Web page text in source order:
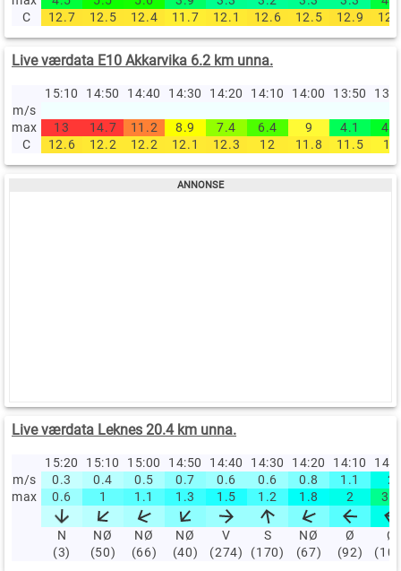
C
12.7 12.5 12.4 11.7 12.1 12.6 12.5 12.9
Live værdata E10 Akkarvika 6.2 km unna.
15:10 14:50 14:40 14:30 14:20 14:10 14:00 13:50
m/s
max
13 14.7 11.2 8.9 7.4 6.4 9 4.1
4.8
C
12.6 12.2 12.2 12.1 12.3 12 11.8 11.5 11
Live værdata Leknes 20.4 km unna.
15:20 15:10 15:00 14:50 14:40 14:30 14:20 14:10
m/s
0.3 0.4 0.5 0.7 0.6 0.6 0.8 1.1
2
max
0.6 1 1.1 1.3 1.5 1.2 1.8 2 3.3
N
(3)
NØ
(50)
NØ
(66)
NØ
(40)
V
(274)
S
(170)
NØ
(67)
Ø
(92)
Ø